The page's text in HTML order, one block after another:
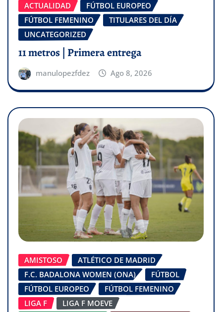
ACTUALIDAD
FÚTBOL EUROPEO
FÚTBOL FEMENINO
TITULARES DEL DÍA
UNCATEGORIZED
11 metros | Primera entrega
manulopezfdez Ago 8, 2026
AMISTOSO
ATLÉTICO DE MADRID
F.C. BADALONA WOMEN (ONA)
FÚTBOL
FÚTBOL EUROPEO
FÚTBOL FEMENINO
LIGA F
LIGA F MOEVE